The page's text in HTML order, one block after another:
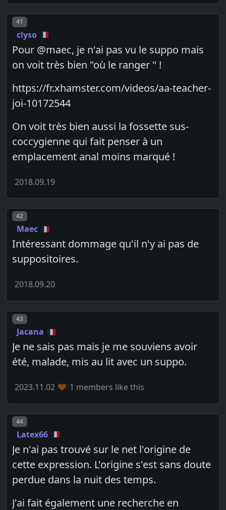
Post number
41
clyso
Pour @maec, je n'ai pas vu le suppo mais
on voit très bien "où le ranger " !
https://fr.xhamster.com/videos/aa-teacher-
joi-10172544
On voit très bien aussi la fossette sus-
coccygienne qui fait penser à un
emplacement anal moins marqué !
2018.09.19
Post number
42
Maec
Intéressant dommage qu'il n'y ai pas de
suppositoires.
2018.09.20
Post number
43
Jacana
Je ne sais pas mais je me souviens avoir
été, malade, mis au lit avec un suppo.
2023.11.02 1 members like this
Post number
44
Latex66
Je n'ai pas trouvé sur le net l'origine de
cette expression. L'origine s'est sans doute
perdue dans la nuit des temps.
J'ai fait également une recherche en